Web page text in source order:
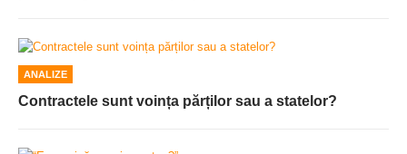
ANALIZE
Contractele sunt voința părților sau a statelor?